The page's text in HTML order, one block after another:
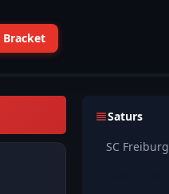
Bracket
Saturs
SC Freiburg